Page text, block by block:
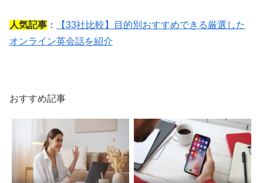
人気記事 ：
【33社比較】目的別おすすめできる厳選した
オンライン英会話を紹介
おすすめ記事